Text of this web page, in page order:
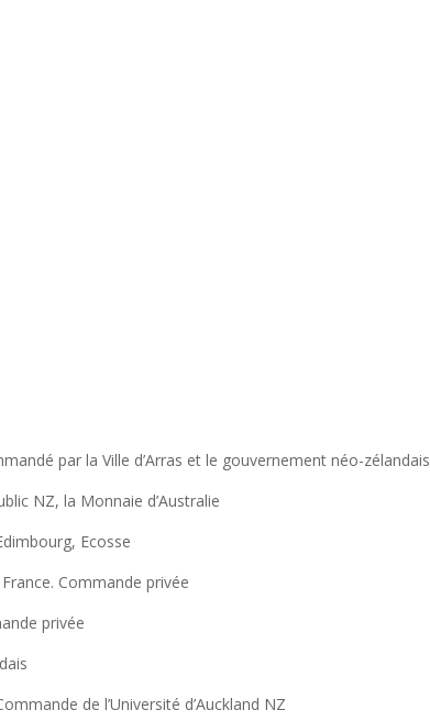
par la Ville d’Arras et le gouvernement néo-zélandais
NZ, la Monnaie d’Australie
Ecosse
Commande privée
privée
de l’Université d’Auckland NZ